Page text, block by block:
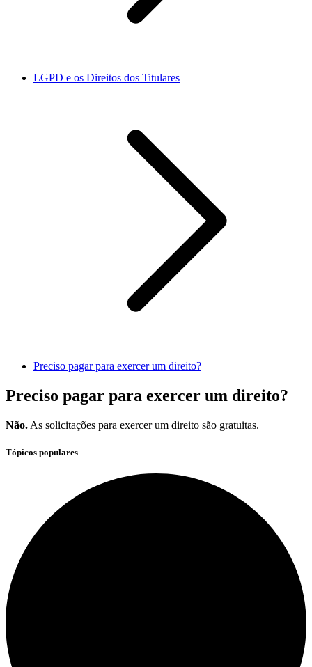
LGPD e os Direitos dos Titulares
Preciso pagar para exercer um direito?
Preciso pagar para exercer um direito?
Não. As solicitações para exercer um direito são gratuitas.
Tópicos populares